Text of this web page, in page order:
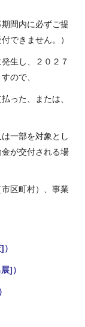
間内に必ずご提
できません。）
生し、２０２７
ので、
った、または、
一部を対象とし
が交付される場
区町村）、事業
]）